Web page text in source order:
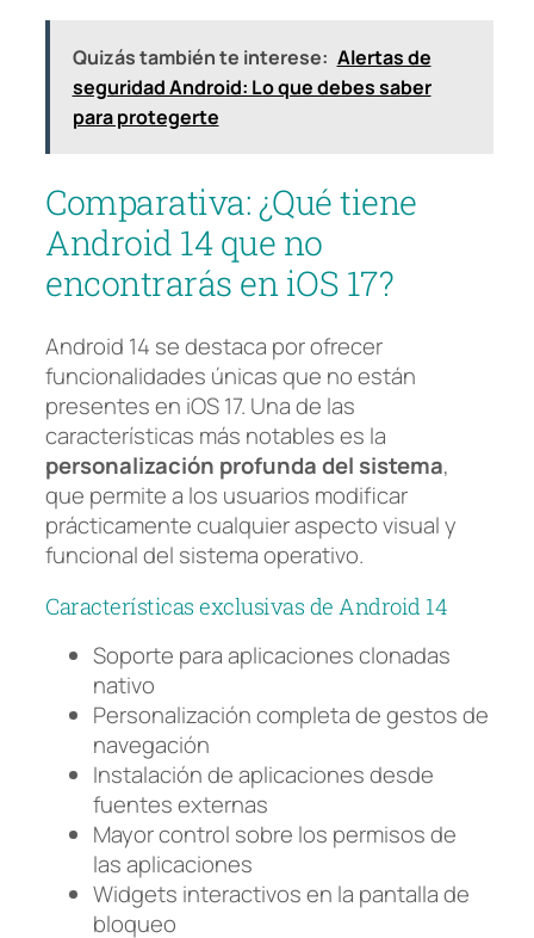
Quizás también te interese: Alertas de
seguridad Android: Lo que debes saber
para protegerte
Comparativa: ¿Qué tiene
Android 14 que no
encontrarás en iOS 17?
Android 14 se destaca por ofrecer
funcionalidades únicas que no están
presentes en iOS 17. Una de las
características más notables es la
personalización profunda del sistema,
que permite a los usuarios modificar
prácticamente cualquier aspecto visual y
funcional del sistema operativo.
Características exclusivas de Android 14
Soporte para aplicaciones clonadas
nativo
Personalización completa de gestos de
navegación
Instalación de aplicaciones desde
fuentes externas
Mayor control sobre los permisos de
las aplicaciones
Widgets interactivos en la pantalla de
bloqueo